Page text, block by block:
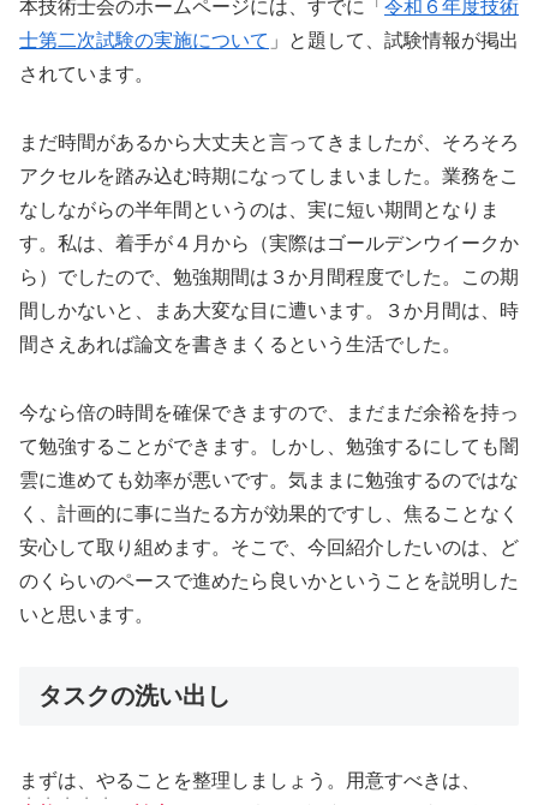
本技術士会のホームページには、すでに「 令和６年度技術
士第二次試験の実施について 」と題して、試験情報が掲出
されています。
まだ時間があるから大丈夫と言ってきましたが、そろそろ
アクセルを踏み込む時期になってしまいました。業務をこ
なしながらの半年間というのは、実に短い期間となりま
す。私は、着手が４月から（実際はゴールデンウイークか
ら）でしたので、勉強期間は３か月間程度でした。この期
間しかないと、まあ大変な目に遭います。３か月間は、時
間さえあれば論文を書きまくるという生活でした。
今なら倍の時間を確保できますので、まだまだ余裕を持っ
て勉強することができます。しかし、勉強するにしても闇
雲に進めても効率が悪いです。気ままに勉強するのではな
く、計画的に事に当たる方が効果的ですし、焦ることなく
安心して取り組めます。そこで、今回紹介したいのは、ど
のくらいのペースで進めたら良いかということを説明した
いと思います。
タスクの洗い出し
まずは、やることを整理しましょう。用意すべきは、
・・・・・